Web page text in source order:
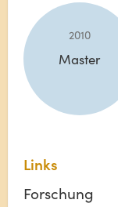
2010
Master
Links
Forschung